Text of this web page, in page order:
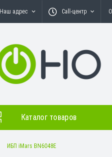
Наш адрес Call-центр
Каталог товаров
ИБП iMars BN6048E